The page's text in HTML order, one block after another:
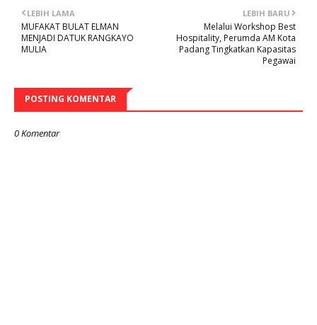
LEBIH BARU
Melalui Workshop Best
Hospitality, Perumda AM Kota
Padang Tingkatkan Kapasitas
Pegawai
LEBIH LAMA
MUFAKAT BULAT ELMAN
MENJADI DATUK RANGKAYO
MULIA
POSTING KOMENTAR
0 Komentar